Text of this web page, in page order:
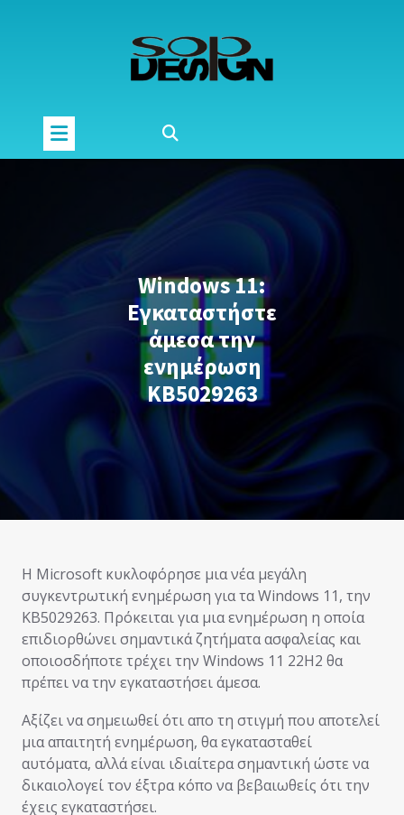
Windows 11:
Εγκαταστήστε
άμεσα την
ενημέρωση
KB5029263
Η Microsoft κυκλοφόρησε μια νέα μεγάλη
συγκεντρωτική ενημέρωση για τα Windows 11, την
KB5029263. Πρόκειται για μια ενημέρωση η οποία
επιδιορθώνει σημαντικά ζητήματα ασφαλείας και
οποιοσδήποτε τρέχει την Windows 11 22H2 θα
πρέπει να την εγκαταστήσει άμεσα.
Αξίζει να σημειωθεί ότι απο τη στιγμή που αποτελεί
μια απαιτητή ενημέρωση, θα εγκατασταθεί
αυτόματα, αλλά είναι ιδιαίτερα σημαντική ώστε να
δικαιολογεί τον έξτρα κόπο να βεβαιωθείς ότι την
έχεις εγκαταστήσει.